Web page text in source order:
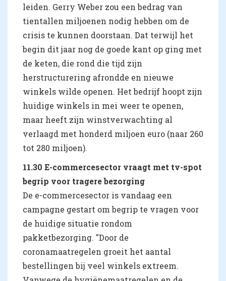
leiden. Gerry Weber zou een bedrag van
tientallen miljoenen nodig hebben om de
crisis te kunnen doorstaan. Dat terwijl het
begin dit jaar nog de goede kant op ging met
de keten, die rond die tijd zijn
herstructurering afrondde en nieuwe
winkels wilde openen. Het bedrijf hoopt zijn
huidige winkels in mei weer te openen,
maar heeft zijn winstverwachting al
verlaagd met honderd miljoen euro (naar 260
tot 280 miljoen).
11.30 E-commercesector vraagt met tv-spot
begrip voor tragere bezorging
De e-commercesector is vandaag een
campagne gestart om begrip te vragen voor
de huidige situatie rondom
pakketbezorging. "Door de
coronamaatregelen groeit het aantal
bestellingen bij veel winkels extreem.